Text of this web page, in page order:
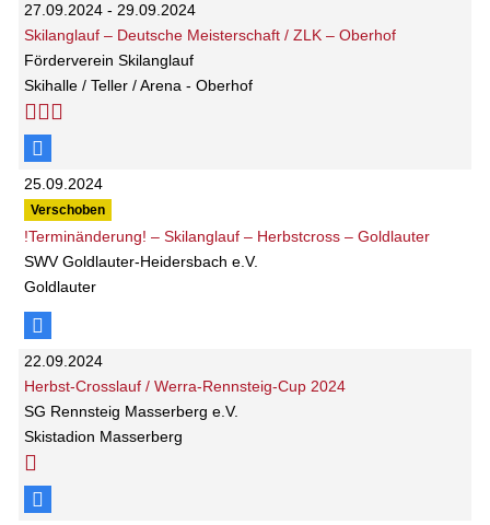
27.09.2024 - 29.09.2024
Skilanglauf – Deutsche Meisterschaft / ZLK – Oberhof
Förderverein Skilanglauf
Skihalle / Teller / Arena - Oberhof
25.09.2024
Verschoben
!Terminänderung! – Skilanglauf – Herbstcross – Goldlauter
SWV Goldlauter-Heidersbach e.V.
Goldlauter
22.09.2024
Herbst-Crosslauf / Werra-Rennsteig-Cup 2024
SG Rennsteig Masserberg e.V.
Skistadion Masserberg